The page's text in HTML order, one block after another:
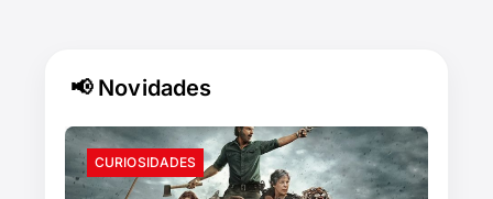
📢 Novidades
CURIOSIDADES